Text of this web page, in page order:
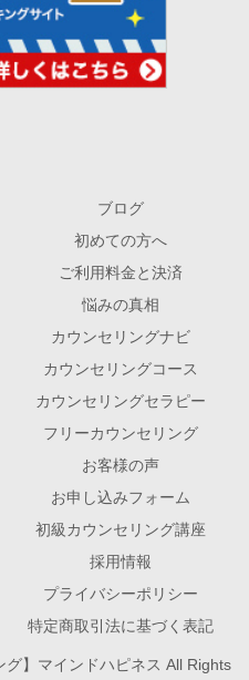
ブログ
初めての方へ
ご利用料金と決済
悩みの真相
カウンセリングナビ
カウンセリングコース
カウンセリングセラピー
フリーカウンセリング
お客様の声
お申し込みフォーム
初級カウンセリング講座
採用情報
プライバシーポリシー
特定商取引法に基づく表記
】マインドハピネス All Rights